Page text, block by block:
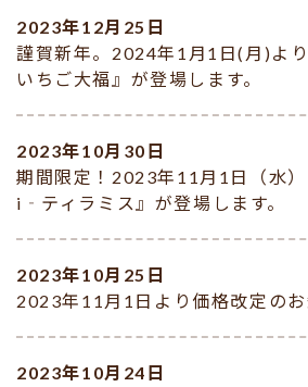
2023年12月25日
謹賀新年。2024年1月1日(月)よ
いちご大福』が登場します。
2023年10月30日
期間限定！2023年11月1日（水
i‐ティラミス』が登場します。
2023年10月25日
2023年11月1日より価格改定のお
2023年10月24日